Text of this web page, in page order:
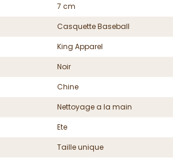
7 cm
Casquette Baseball
King Apparel
Noir
Chine
Nettoyage a la main
Ete
Taille unique